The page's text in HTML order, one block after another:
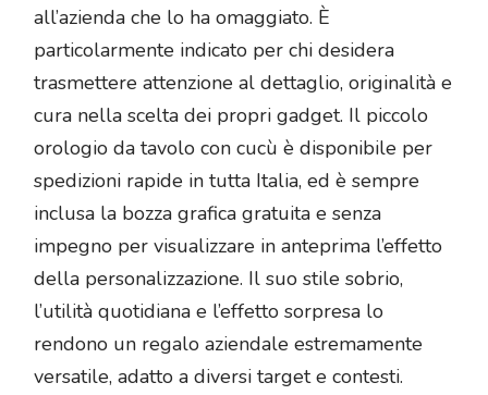
all’azienda che lo ha omaggiato. È
particolarmente indicato per chi desidera
trasmettere attenzione al dettaglio, originalità e
cura nella scelta dei propri gadget. Il piccolo
orologio da tavolo con cucù è disponibile per
spedizioni rapide in tutta Italia, ed è sempre
inclusa la bozza grafica gratuita e senza
impegno per visualizzare in anteprima l’effetto
della personalizzazione. Il suo stile sobrio,
l’utilità quotidiana e l’effetto sorpresa lo
rendono un regalo aziendale estremamente
versatile, adatto a diversi target e contesti.